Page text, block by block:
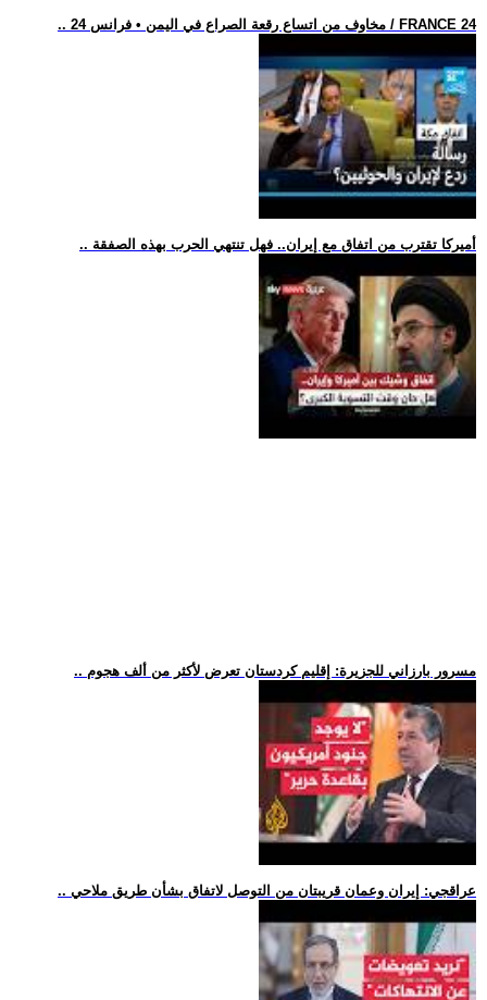
.. مخاوف من اتساع رقعة الصراع في اليمن • فرانس 24 / FRANCE 24
.. أميركا تقترب من اتفاق مع إيران.. فهل تنتهي الحرب بهذه الصفقة
.. مسرور بارزاني للجزيرة: إقليم كردستان تعرض لأكثر من ألف هجوم
.. عراقجي: إيران وعمان قريبتان من التوصل لاتفاق بشأن طريق ملاحي